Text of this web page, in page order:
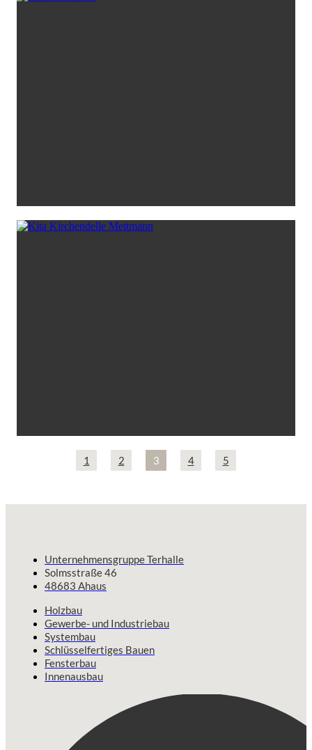
1 2 3 4 5
Unternehmensgruppe Terhalle
Solmsstraße 46
48683 Ahaus
Holzbau
Gewerbe- und Industriebau
Systembau
Schlüsselfertiges Bauen
Fensterbau
Innenausbau